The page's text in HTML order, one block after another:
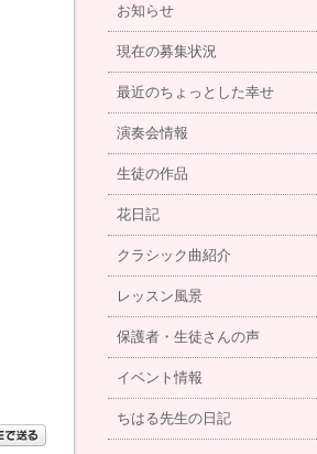
お知らせ
現在の募集状況
最近のちょっとした幸せ
演奏会情報
生徒の作品
花日記
クラシック曲紹介
レッスン風景
保護者・生徒さんの声
イベント情報
ちはる先生の日記